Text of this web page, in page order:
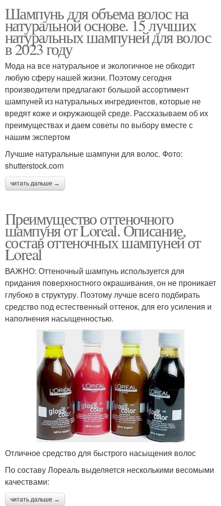
Шампунь для объема волос на
натуральной основе. 15 лучших
натуральных шампуней для волос
в 2023 году
Мода на все натуральное и экологичное не обходит
любую сферу нашей жизни. Поэтому сегодня
производители предлагают большой ассортимент
шампуней из натуральных ингредиентов, которые не
вредят коже и окружающей среде. Рассказываем об их
преимуществах и даем советы по выбору вместе с
нашим экспертом
Лучшие натуральные шампуни для волос. Фото:
shutterstock.com
читать дальше →
Преимущество оттеночного
шампуня от Loreal. Описание,
состав оттеночных шампуней от
Loreal
ВАЖНО: Оттеночный шампунь используется для
придания поверхностного окрашивания, он не проникает
глубоко в структуру. Поэтому лучше всего подбирать
средство под естественный оттенок, для его усиления и
наполнения насыщенностью.
Отличное средство для быстрого насыщения волос
По составу Лореаль выделяется несколькими весомыми
качествами:
читать дальше →